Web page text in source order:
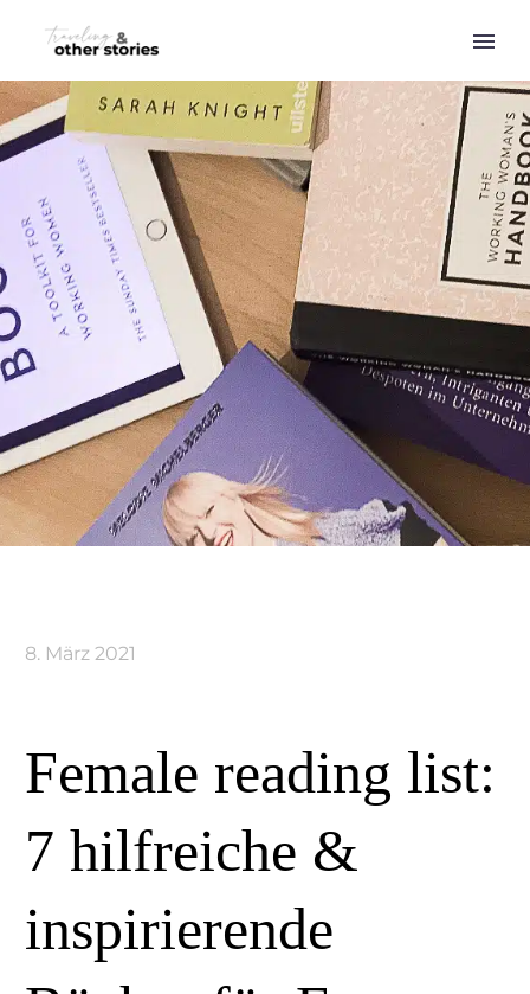
8. März 2021
Female reading list:
7 hilfreiche &
inspirierende